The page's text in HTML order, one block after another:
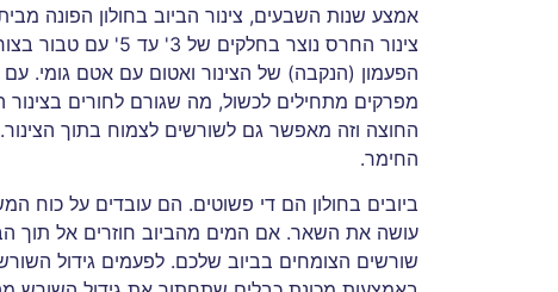
אמצע שנות השבעים, צינור הביוב בחולון הפונה
צינור החרס נוצר
הפעמון (הנקבה) של הצינור ואטום עם אטם גומי.
מפרקים מתחילים לכשול, מה שגורם לחורים
החוצה וזה מאפשר גם לשורשים לצמוח בתוך
החימר.
ביובים בחולון הם די פשוטים. הם עובדים על כוח
עושה את השאר. אם המים מהביוב חוזרים אל תוך
שורשים הצומחים בביוב שלכם. לפעמים גידול